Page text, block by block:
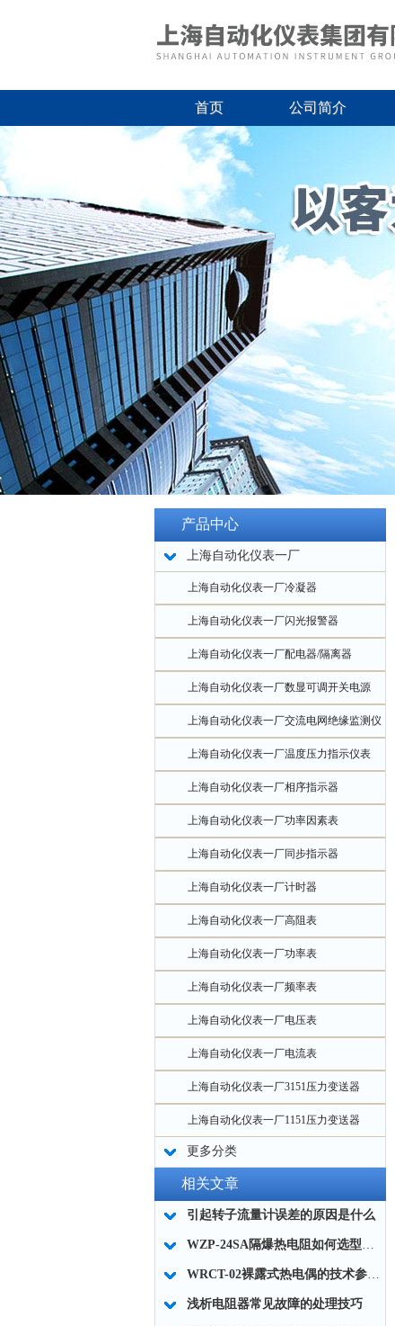
首页 公司简介
产品中心
上海自动化仪表一厂
上海自动化仪表一厂冷凝器
上海自动化仪表一厂闪光报警器
上海自动化仪表一厂配电器/隔离器
上海自动化仪表一厂数显可调开关电源
上海自动化仪表一厂交流电网绝缘监测仪
上海自动化仪表一厂温度压力指示仪表
上海自动化仪表一厂相序指示器
上海自动化仪表一厂功率因素表
上海自动化仪表一厂同步指示器
上海自动化仪表一厂计时器
上海自动化仪表一厂高阻表
上海自动化仪表一厂功率表
上海自动化仪表一厂频率表
上海自动化仪表一厂电压表
上海自动化仪表一厂电流表
上海自动化仪表一厂3151压力变送器
上海自动化仪表一厂1151压力变送器
更多分类
相关文章
引起转子流量计误差的原因是什么
WZP-24SA隔爆热电阻如何选型及技术参数
WRCT-02裸露式热电偶的技术参数与工作原理
浅析电阻器常见故障的处理技巧